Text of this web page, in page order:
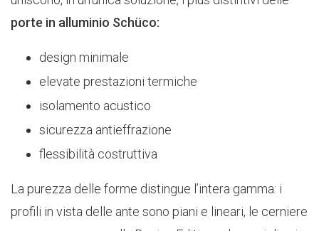
porte in alluminio Schüco:
design minimale
elevate prestazioni termiche
isolamento acustico
sicurezza antieffrazione
flessibilità costruttiva
La purezza delle forme distingue l’intera gamma: i
profili in vista delle ante sono piani e lineari, le cerniere